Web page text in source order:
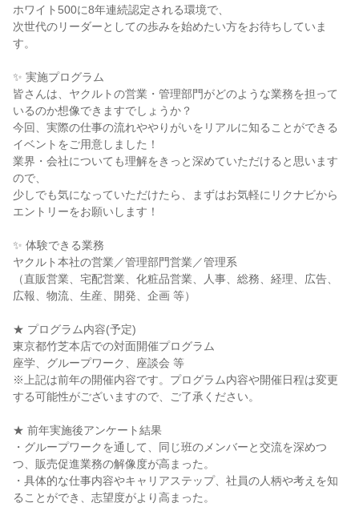
ホワイト500に8年連続認定される環境で、
次世代のリーダーとしての歩みを始めたい方をお待ちしていま
す。
✨ 実施プログラム
皆さんは、ヤクルトの営業・管理部門がどのような業務を担って
いるのか想像できますでしょうか？
今回、実際の仕事の流れややりがいをリアルに知ることができる
イベントをご用意しました！
業界・会社についても理解をきっと深めていただけると思います
ので、
少しでも気になっていただけたら、まずはお気軽にリクナビから
エントリーをお願いします！
✨ 体験できる業務
ヤクルト本社の営業／管理部門営業／管理系
（直販営業、宅配営業、化粧品営業、人事、総務、経理、広告、
広報、物流、生産、開発、企画 等）
★ プログラム内容(予定)
東京都竹芝本店での対面開催プログラム
座学、グループワーク、座談会 等
※上記は前年の開催内容です。プログラム内容や開催日程は変更
する可能性がございますので、ご了承ください。
★ 前年実施後アンケート結果
・グループワークを通して、同じ班のメンバーと交流を深めつ
つ、販売促進業務の解像度が高まった。
・具体的な仕事内容やキャリアステップ、社員の人柄や考えを知
ることができ、志望度がより高まった。